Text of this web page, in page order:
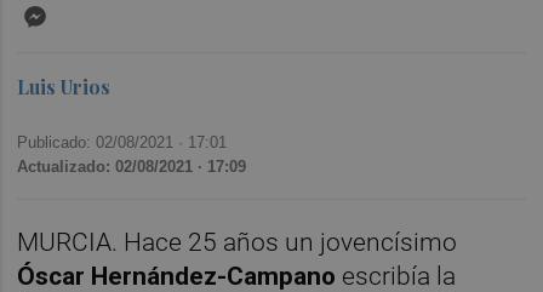
Luis Urios
Publicado: 02/08/2021 · 17:01
Actualizado: 02/08/2021 · 17:09
MURCIA. Hace 25 años un jovencísimo
Óscar Hernández-Campano escribía la